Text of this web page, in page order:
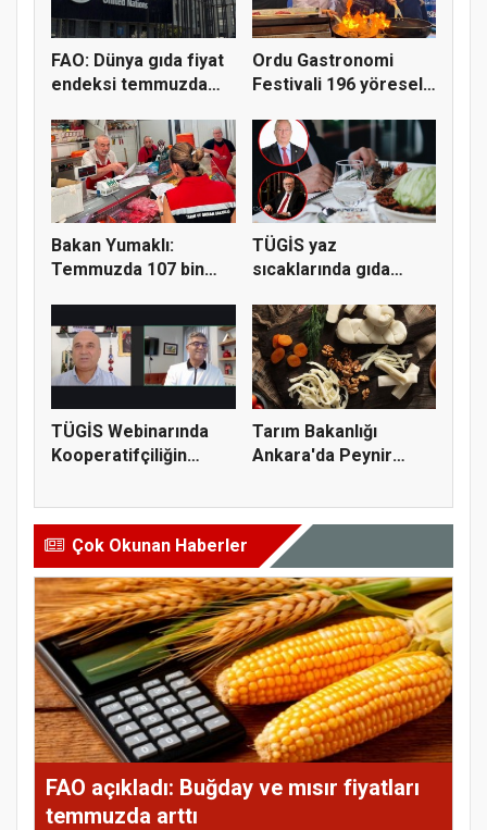
FAO: Dünya gıda fiyat
endeksi temmuzda
Ordu Gastronomi
Festivali 196 yöresel
Bakan Yumaklı:
Temmuzda 107 bin
TÜGİS yaz
sıcaklarında gıda
TÜGİS Webinarında
Kooperatifçiliğin
Tarım Bakanlığı
Ankara'da Peynir
Çok Okunan Haberler
FAO açıkladı: Buğday ve mısır fiyatları
temmuzda arttı